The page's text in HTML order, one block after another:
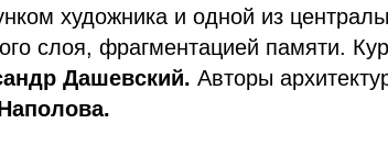
художника и одной из
слоя, фрагментацией памяти.
Дашевский. Авторы